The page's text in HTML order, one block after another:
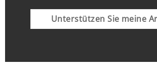
Unterstützen Sie meine